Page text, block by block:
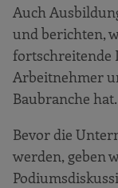
Auch
und berichten,
fortschreitende
Arbeitnehmer
Baubranche hat.
Bevor die
werden, geben